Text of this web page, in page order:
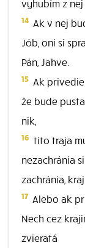
vyhubím z
14 Ak v nej
Jób, oni si
Pán, Jahve.
15 Ak
že bude
nik,
16 títo traja
nezachránia
zachránia,
17 Alebo ak
Nech cez
zvieratá